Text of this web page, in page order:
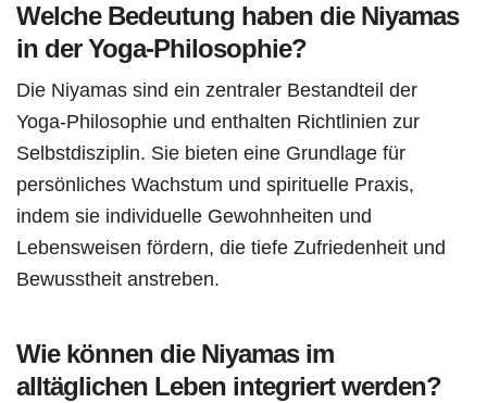
Welche Bedeutung haben die Niyamas
in der Yoga-Philosophie?
Die Niyamas sind ein zentraler Bestandteil der
Yoga-Philosophie und enthalten Richtlinien zur
Selbstdisziplin. Sie bieten eine Grundlage für
persönliches Wachstum und spirituelle Praxis,
indem sie individuelle Gewohnheiten und
Lebensweisen fördern, die tiefe Zufriedenheit und
Bewusstheit anstreben.
Wie können die Niyamas im
alltäglichen Leben integriert werden?